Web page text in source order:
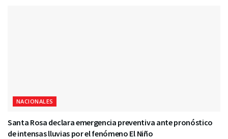
NACIONALES
Santa Rosa declara emergencia preventiva ante pronóstico
de intensas lluvias por el fenómeno El Niño